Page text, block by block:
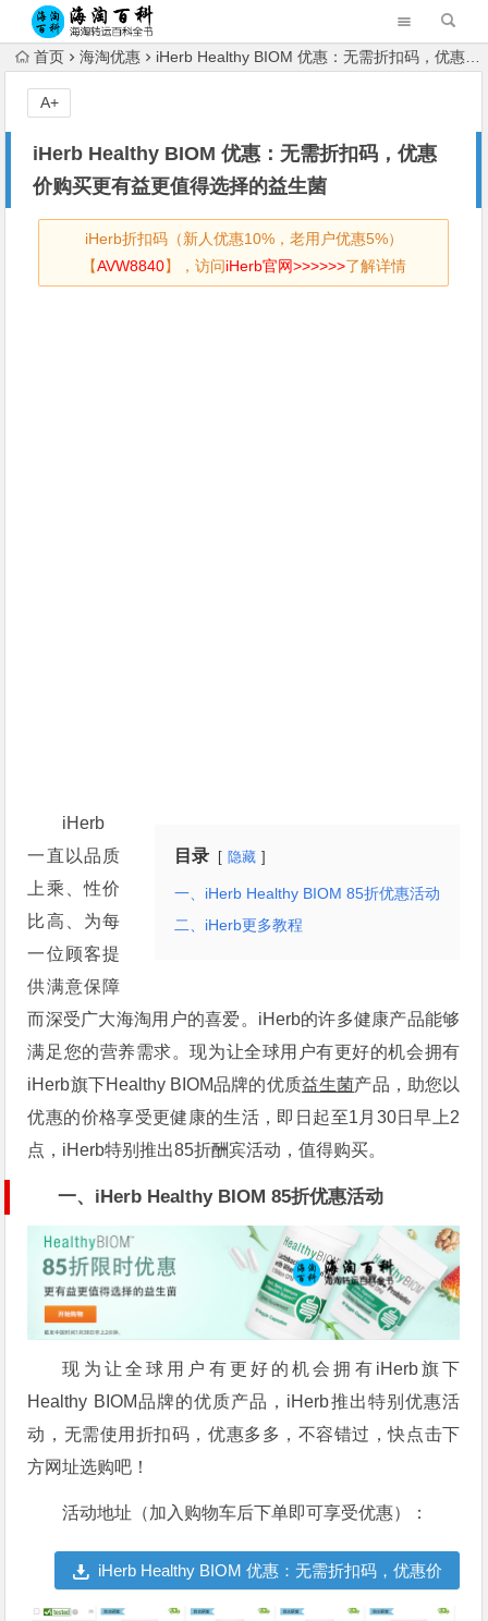
首页 海淘优惠 iHerb Healthy BIOM 优惠：无需折扣码，优惠价购买更有益更值得选择的益生菌
iHerb Healthy BIOM 优惠：无需折扣码，优惠
价购买更有益更值得选择的益生菌
iHerb折扣码（新人优惠10%，老用户优惠5%）
【AVW8840】，访问iHerb官网>>>>>>了解详情
A+
目录 隐藏
一、iHerb Healthy BIOM 85折优惠活动
二、iHerb更多教程
iHerb
一直以品质
上乘、性价
比高、为每
一位顾客提
供满意保障
而深受广大海淘用户的喜爱。iHerb的许多健康产品能够
满足您的营养需求。现为让全球用户有更好的机会拥有
iHerb旗下Healthy BIOM品牌的优质益生菌产品，助您以
优惠的价格享受更健康的生活，即日起至1月30日早上2
点，iHerb特别推出85折酬宾活动，值得购买。
一、iHerb Healthy BIOM 85折优惠活动
现为让全球用户有更好的机会拥有iHerb旗下
Healthy BIOM品牌的优质产品，iHerb推出特别优惠活
动，无需使用折扣码，优惠多多，不容错过，快点击下
方网址选购吧！
活动地址（加入购物车后下单即可享受优惠）：
iHerb Healthy BIOM 优惠：无需折扣码，优惠价
购买更有益更值得选择的益生菌